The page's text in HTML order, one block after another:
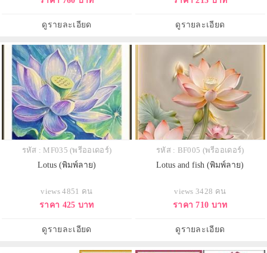
ดูรายละเอียด ดูรายละเอียด
รหัส : MF035 (พรีออเดอร์)
Lotus (พิมพ์ลาย)
views 4851 คน
ราคา 425 บาท
ดูรายละเอียด
รหัส : BF005 (พรีออเดอร์)
Lotus and fish (พิมพ์ลาย)
views 3428 คน
ราคา 710 บาท
ดูรายละเอียด